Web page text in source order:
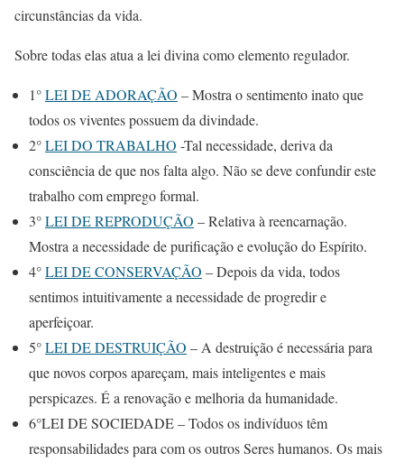
circunstâncias da vida.
Sobre todas elas atua a lei divina como elemento regulador.
1°LEI DE ADORAÇÃO – Mostra o sentimento inato que
todos os viventes possuem da divindade.
2°LEI DO TRABALHO -Tal necessidade, deriva da
consciência de que nos falta algo. Não se deve confundir este
trabalho com emprego formal.
3°LEI DE REPRODUÇÃO – Relativa à reencarnação.
Mostra a necessidade de purificação e evolução do Espírito.
4°LEI DE CONSERVAÇÃO – Depois da vida, todos
sentimos intuitivamente a necessidade de progredir e
aperfeiçoar.
5°LEI DE DESTRUIÇÃO – A destruição é necessária para
que novos corpos apareçam, mais inteligentes e mais
perspicazes. É a renovação e melhoria da humanidade.
6°LEI DE SOCIEDADE – Todos os indivíduos têm
responsabilidades para com os outros Seres humanos. Os mais